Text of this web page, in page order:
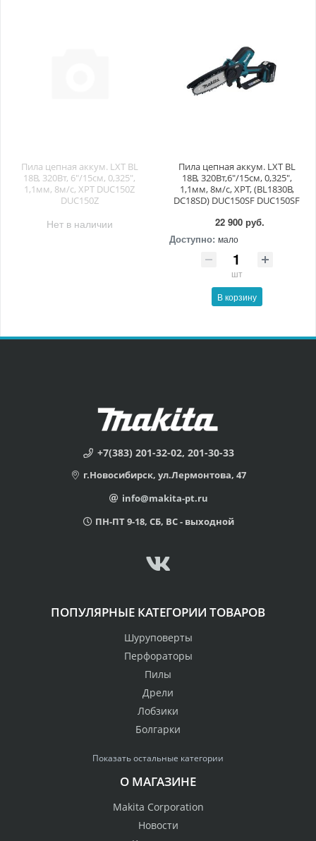
Пила цепная аккум. LXT BL
18В, 320Вт, 6"/15см, 0,325",
1,1мм, 8м/с, XPT DUC150Z
DUC150Z
Нет в наличии
Пила цепная аккум. LXT BL
18В, 320Вт,6"/15см, 0,325",
1,1мм, 8м/с, XPT, (BL1830B,
DC18SD) DUC150SF DUC150SF
22 900 руб.
Доступно: мало
шт
В корзину
+7(383) 201-32-02, 201-30-33
г.Новосибирск, ул.Лермонтова, 47
info@makita-pt.ru
ПН-ПТ 9-18, СБ, ВС - выходной
ПОПУЛЯРНЫЕ КАТЕГОРИИ ТОВАРОВ
Шуруповерты
Перфораторы
Пилы
Дрели
Лобзики
Болгарки
Показать остальные категории
О МАГАЗИНЕ
Makita Corporation
Новости